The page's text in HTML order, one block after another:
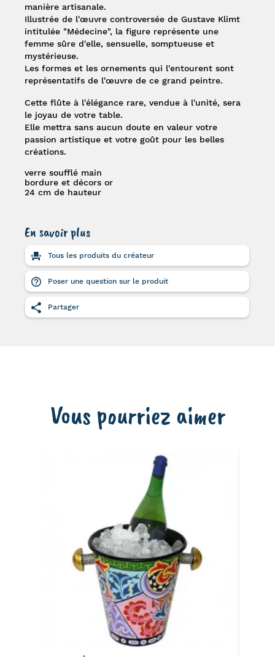
manière artisanale.
Illustrée de l'œuvre controversée deGustave Klimt
intitulée "Médecine", la figure représente une
femme sûre d'elle, sensuelle, somptueuse et
mystérieuse.
Les formes et les ornements qui l'entourent sont
représentatifs de l'œuvre de ce grand peintre.
Cette flûte à l'élégance rare, vendue à l'unité, sera
le joyau de votre table.
Elle mettra sans aucun doute en valeur votre
passion artistique et votre goût pour les belles
créations.
verre soufflé main
bordure et décors or
24 cm de hauteur
En savoir plus
Tous les produits du créateur
Poser une question sur le produit
Partager
Vous pourriez aimer